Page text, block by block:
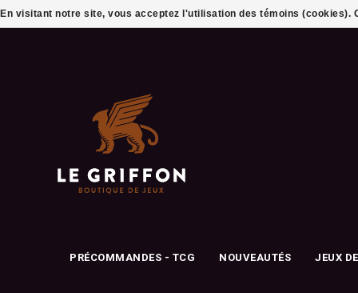
PRÉCOMMANDES - TCG NOUVEAUTÉS JEUX
En visitant notre site, vous acceptez l'utilisation des témoins